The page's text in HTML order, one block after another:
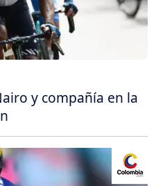
y compañía en la